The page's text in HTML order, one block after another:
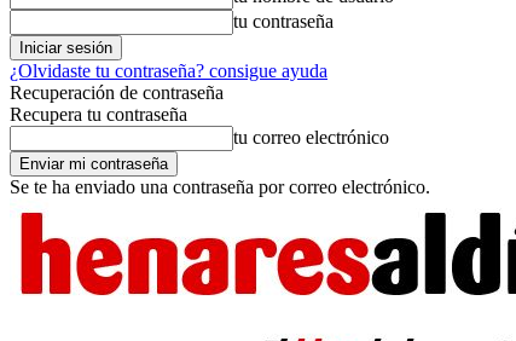
tu contraseña
¿Olvidaste tu contraseña? consigue ayuda
Recuperación de contraseña
Recupera tu contraseña
tu correo electrónico
Se te ha enviado una contraseña por correo electrónico.